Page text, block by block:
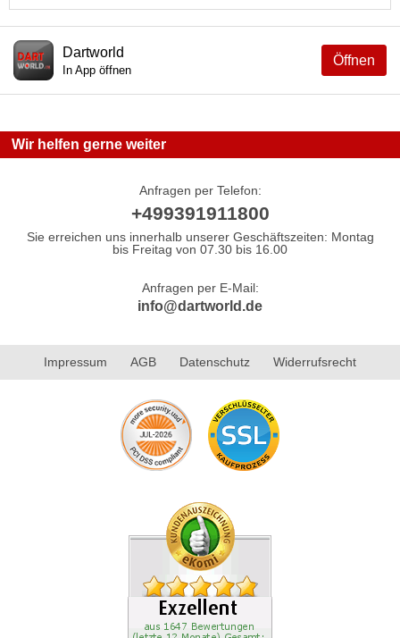
Öffnen
Dartworld
In App öffnen
Wir helfen gerne weiter
Anfragen per Telefon:
+499391911800
Sie erreichen uns innerhalb unserer Geschäftszeiten: Montag
bis Freitag von 07.30 bis 16.00
Anfragen per E-Mail:
info@dartworld.de
Impressum AGB Datenschutz Widerrufsrecht